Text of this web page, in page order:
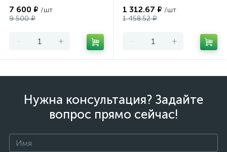
7 600 ₽ /шт
9 500 ₽
- +
1 312.67 ₽ /шт
1 458.52 ₽
- +
Нужна консультация? Задайте
вопрос прямо сейчас!